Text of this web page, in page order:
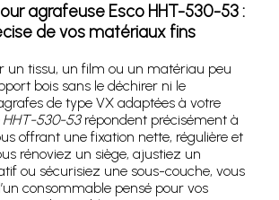
agrafeuse Esco HHT-530-53 :
de vos matériaux fins
un tissu, un film ou un matériau peu
bois sans le déchirer ni le
de type VX adaptées à votre
HHT-530-53répondent précisément à
offrant une fixation nette, régulière et
rénoviez un siège, ajustiez un
ou sécurisiez une sous-couche, vous
consommable pensé pour vos